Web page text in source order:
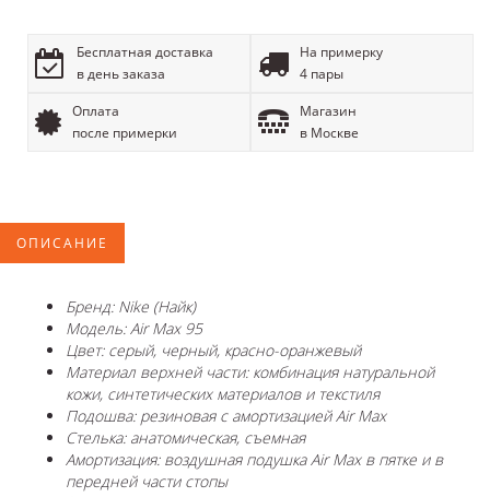
Бесплатная доставка
в день заказа
На примерку
4 пары
Оплата
после примерки
Магазин
в Москве
ОПИСАНИЕ
Бренд: Nike (Найк)
Модель: Air Max 95
Цвет: серый, черный, красно-оранжевый
Материал верхней части: комбинация натуральной
кожи, синтетических материалов и текстиля
Подошва: резиновая с амортизацией Air Max
Стелька: анатомическая, съемная
Амортизация: воздушная подушка Air Max в пятке и в
передней части стопы